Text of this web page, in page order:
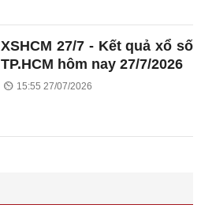
XSHCM 27/7 - Kết quả xổ số
TP.HCM hôm nay 27/7/2026
15:55 27/07/2026